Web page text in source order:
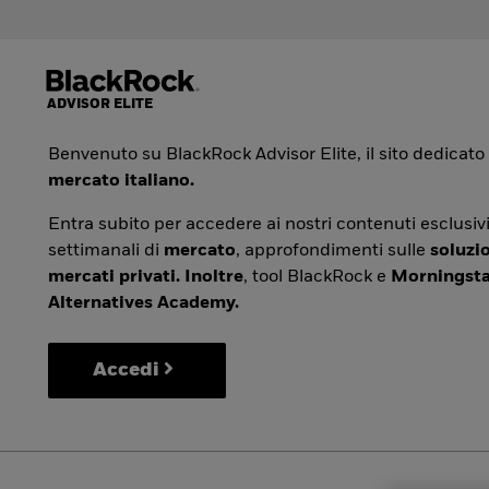
Benvenuto su BlackRock Advisor Elite, il sito dedicato
mercato italiano.
Entra subito per accedere ai nostri contenuti
settimanali di mercato, approfondimenti sulle
mercati privati. Inoltre, tool BlackRock e
Alternatives Academy.
Accedi